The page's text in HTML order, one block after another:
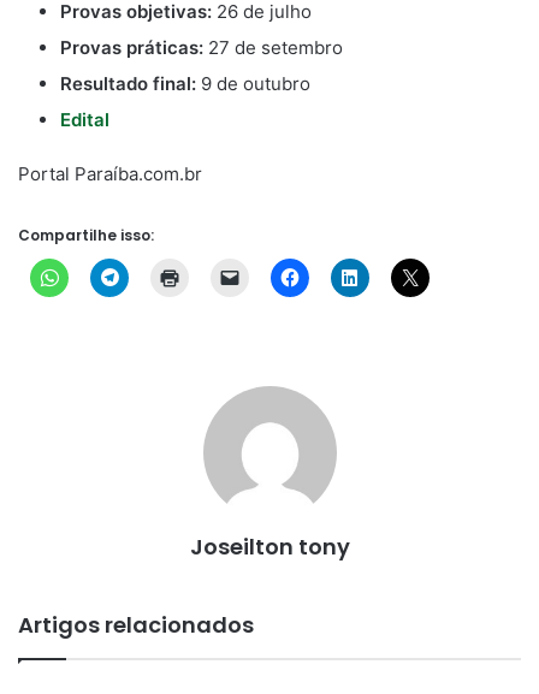
Provas objetivas: 26 de julho
Provas práticas: 27 de setembro
Resultado final: 9 de outubro
Edital
Portal Paraíba.com.br
Compartilhe isso:
Joseilton tony
Artigos relacionados